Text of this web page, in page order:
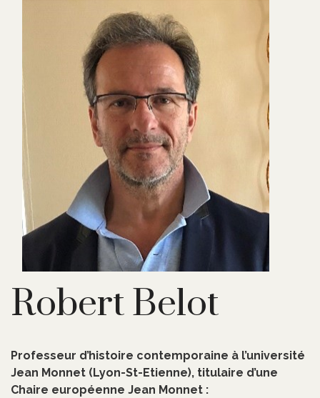
Robert Belot
Professeur d’histoire contemporaine à l’université
Jean Monnet (Lyon-St-Etienne), titulaire d’une
Chaire européenne Jean Monnet :